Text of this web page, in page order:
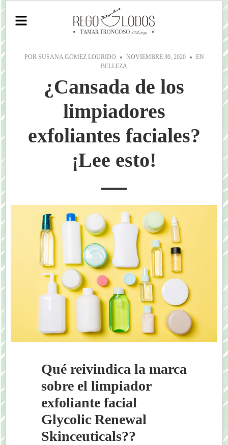
POR SUSANA GOMEZ LOURIDO NOVIEMBRE 30, 2020
EN
BELLEZA
¿Cansada de los
limpiadores
exfoliantes faciales?
¡Lee esto!
Qué reivindica la marca
sobre el limpiador
exfoliante facial
Glycolic Renewal
Skinceuticals??